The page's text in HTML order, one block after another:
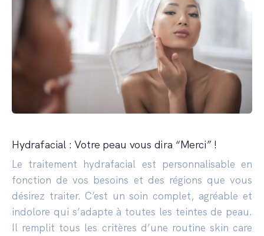
Hydrafacial : Votre peau vous dira “Merci” !
Le traitement hydrafacial est personnalisable en
fonction de vos besoins et des régions que vous
désirez traiter. C’est un soin complet, agréable et
indolore qui s’adapte à toutes les teintes de peau.
Il remplit tous les critères d’une routine skin care